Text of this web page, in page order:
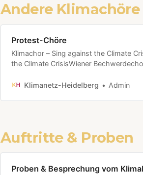
Andere Klimachöre
Protest-Chöre
Klimachor – Sing against the Climate
the Climate CrisisWiener
21:30 Uhr ONLINE | Sonja
Klimanetz-Heidelberg Admin
Auftritte & Proben
Proben & Besprechung vom